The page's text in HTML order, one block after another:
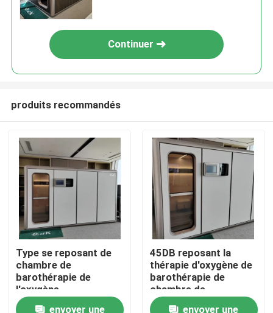
Maison
Produits
vidéos
Continuer
produits recommandés
Type se reposant de
chambre de
barothérapie de
l'oxygène
d'approvisionnement
envoyer une
45DB reposant la
thérapie d'oxygène de
barothérapie de
chambre de
barothérapie pour la
envoyer une